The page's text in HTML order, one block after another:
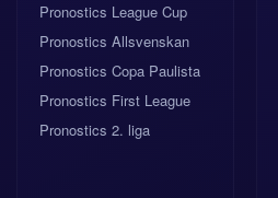
Pronostics League Cup
Pronostics Allsvenskan
Pronostics Copa Paulista
Pronostics First League
Pronostics 2. liga